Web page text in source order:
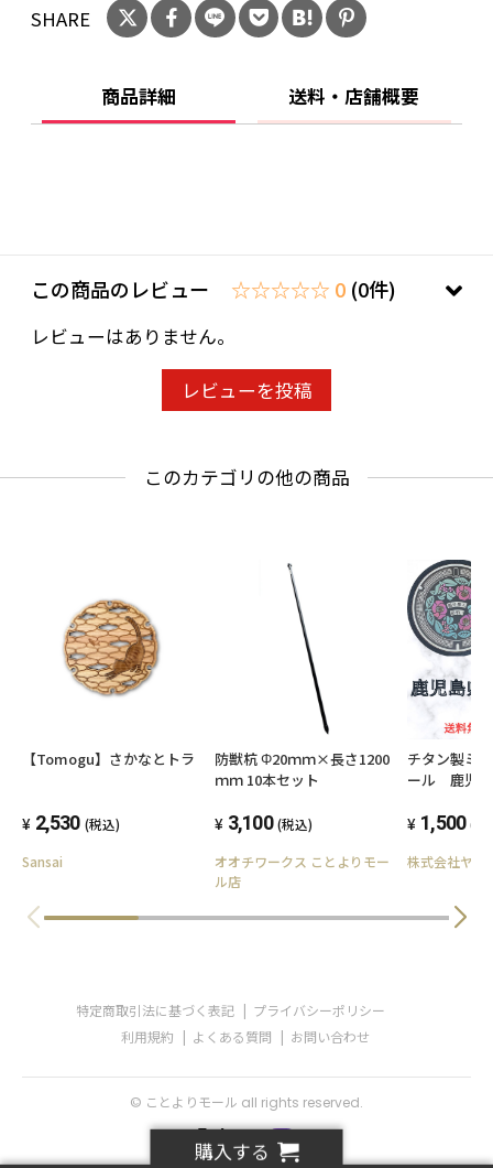
SHARE
購入する
商品詳細 送料・店舗概要
この商品のレビュー ☆☆☆☆☆ 0 (0件)
レビューはありません。
レビューを投稿
このカテゴリの他の商品
【Tomogu】さかなとトラ
2,530 (税込)
Sansai
防獣杭 Φ20ｍｍ×長さ1200
ｍｍ 10本セット
3,100 (税込)
オオチワークス ことよりモー
ル店
チタン製ミ
ール 鹿児
1,500 (税
株式会社ヤス
特定商取引法に基づく表記
プライバシーポリシー
利用規約
よくある質問 お問い合わせ
© ことよりモール all rights reserved.